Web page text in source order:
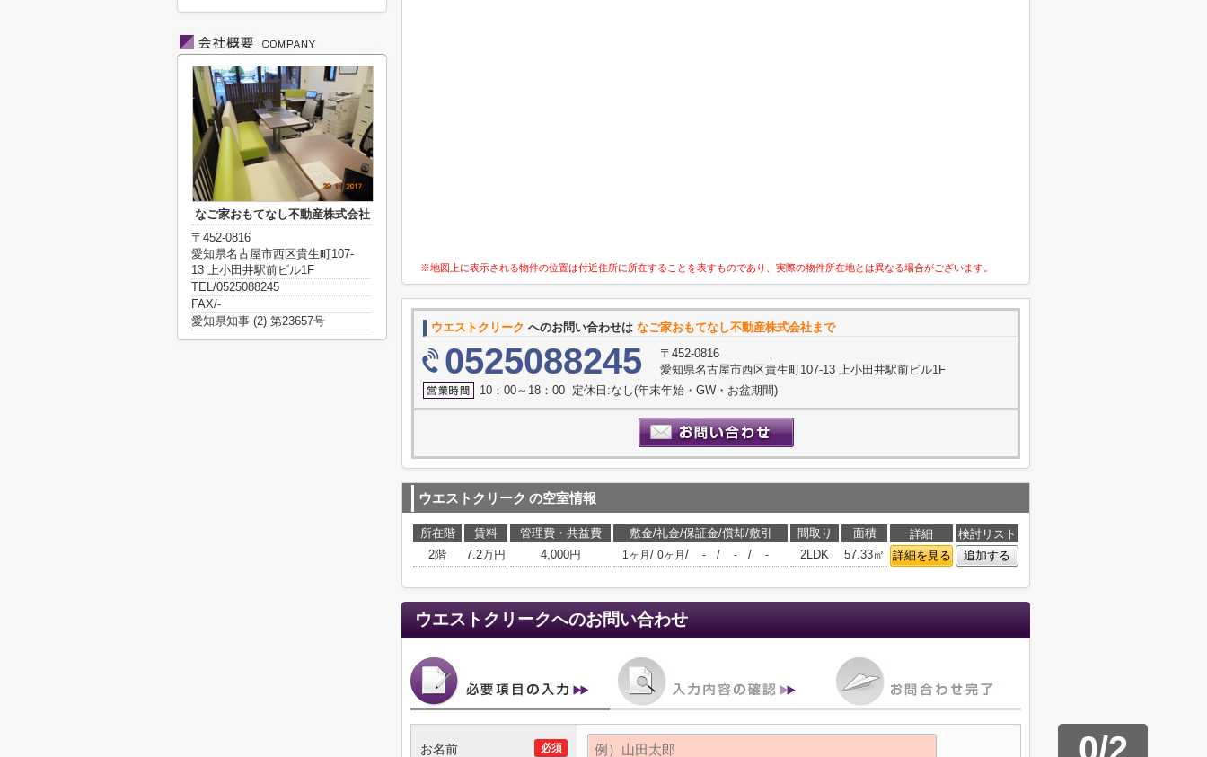
※地図上に表示される物件の位置は付近住所に所在することを表すものであり、実際の物件所在地とは異なる場合がございます。
ウエストクリーク へのお問い合わせは なご家おもてなし不動産株式会社まで
0525088245
〒452-0816
愛知県名古屋市西区貴生町107-13 上小田井駅前ビル1F
10：00～18：00 定休日:なし(年末年始・GW・お盆期間)
ウエストクリーク の空室情報
所在階 賃料 管理費・共益費 敷金/礼金/保証金/償却/敷引 間取り 面積 詳細
検討リスト
2階
7.2万円 4,000円 1ヶ月 / 0ヶ月 / - / - / - 2LDK 57.33㎡ 詳細を見る 追加する
ウエストクリークへのお問い合わせ
0/2
必須
お名前
なご家おもてなし不動産株式会社
〒452-0816
愛知県名古屋市西区貴生町107-
13 上小田井駅前ビル1F
TEL/0525088245
FAX/-
愛知県知事 (2) 第23657号